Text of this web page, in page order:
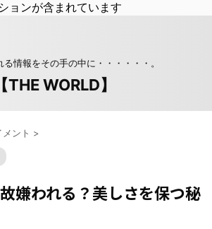
ョンが含まれています
情報をその手の中に・・・・・・。
【THE WORLD】
ント >
嫌われる？美しさを保つ秘